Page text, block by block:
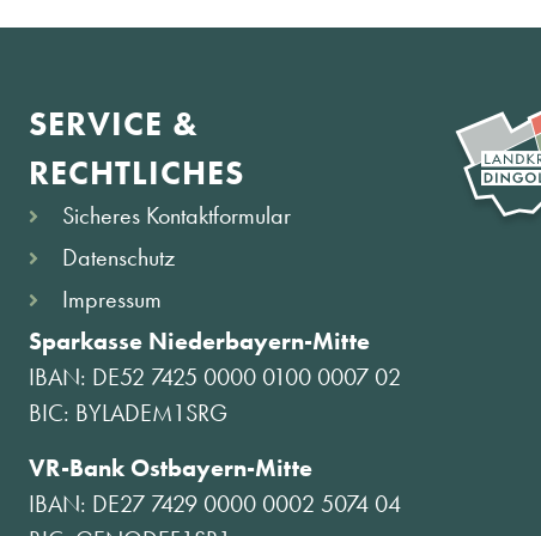
SERVICE &
RECHTLICHES
Sicheres Kontaktformular
Datenschutz
Impressum
Sparkasse Niederbayern-Mitte
IBAN: DE52 7425 0000 0100 0007 02
BIC: BYLADEM1SRG
VR-Bank Ostbayern-Mitte
IBAN: DE27 7429 0000 0002 5074 04